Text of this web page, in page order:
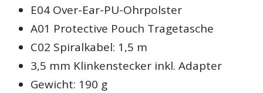
E04 Over-Ear-PU-Ohrpolster
A01 Protective Pouch Tragetasche
C02 Spiralkabel: 1,5 m
3,5 mm Klinkenstecker inkl. Adapter
Gewicht: 190 g